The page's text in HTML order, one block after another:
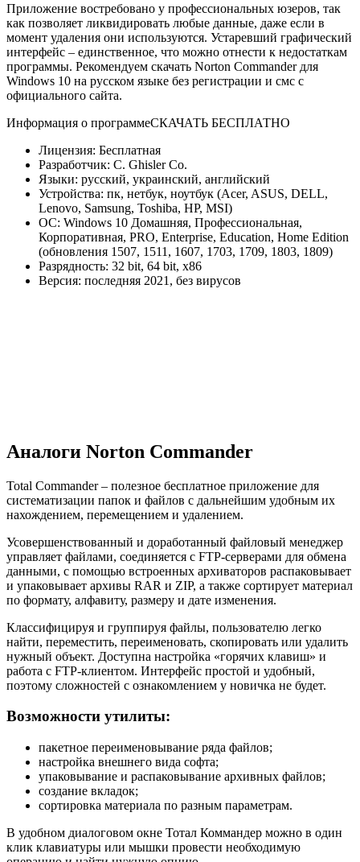
Приложение востребовано у профессиональных юзеров, так
как позволяет ликвидировать любые данные, даже если в
момент удаления они используются. Устаревший графический
интерфейс – единственное, что можно отнести к недостаткам
программы. Рекомендуем скачать Norton Commander для
Windows 10 на русском языке без регистрации и смс с
официального сайта.
Информация о программеСКАЧАТЬ БЕСПЛАТНО
Лицензия: Бесплатная
Разработчик: C. Ghisler Co.
Языки: русский, украинский, английский
Устройства: пк, нетбук, ноутбук (Acer, ASUS, DELL,
Lenovo, Samsung, Toshiba, HP, MSI)
ОС: Windows 10 Домашняя, Профессиональная,
Корпоративная, PRO, Enterprise, Education, Home Edition
(обновления 1507, 1511, 1607, 1703, 1709, 1803, 1809)
Разрядность: 32 bit, 64 bit, x86
Версия: последняя 2021, без вирусов
Аналоги Norton Commander
Total Commander – полезное бесплатное приложение для
систематизации папок и файлов с дальнейшим удобным их
нахождением, перемещением и удалением.
Усовершенствованный и доработанный файловый менеджер
управляет файлами, соединяется с FTP-серверами для обмена
данными, с помощью встроенных архиваторов распаковывает
и упаковывает архивы RAR и ZIP, а также сортирует материал
по формату, алфавиту, размеру и дате изменения.
Классифицируя и группируя файлы, пользователю легко
найти, переместить, переименовать, скопировать или удалить
нужный объект. Доступна настройка «горячих клавиш» и
работа с FTP-клиентом. Интерфейс простой и удобный,
поэтому сложностей с ознакомлением у новичка не будет.
Возможности утилиты:
пакетное переименовывание ряда файлов;
настройка внешнего вида софта;
упаковывание и распаковывание архивных файлов;
создание вкладок;
сортировка материала по разным параметрам.
В удобном диалоговом окне Тотал Коммандер можно в один
клик клавиатуры или мышки провести необходимую